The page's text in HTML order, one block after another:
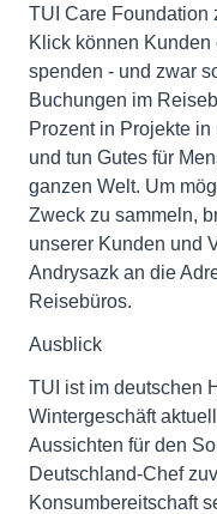
TUI Care Foundation
Klick können
spenden - und zwar
Buchungen im
Prozent in Projekte
und tun Gutes für
ganzen Welt. Um
Zweck zu sammeln,
unserer Kunden und
Andrysazk an die
Reisebüros.
Ausblick
TUI ist im deutschen
Wintergeschäft
Aussichten für den
Deutschland-Chef
Konsumbereitschaft